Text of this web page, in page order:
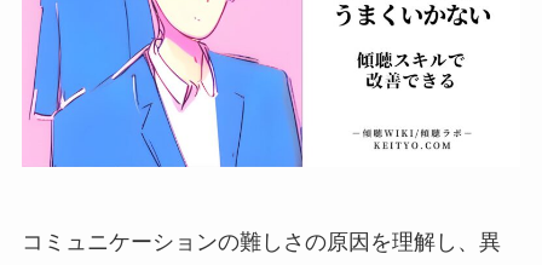
コミュニケーションの難しさの原因を理解し、異